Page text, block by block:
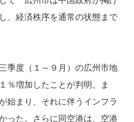
、経済秩序を通常の状態まで
季度（１～９月）の広州市地
％増加したことが判明。ま
始まり、それに伴うインフラ
った。さらに同空港は、空港